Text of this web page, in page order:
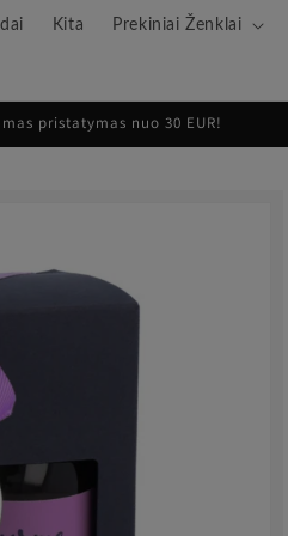
Kita Prekiniai Ženklai
pristatymas nuo 30 EUR!